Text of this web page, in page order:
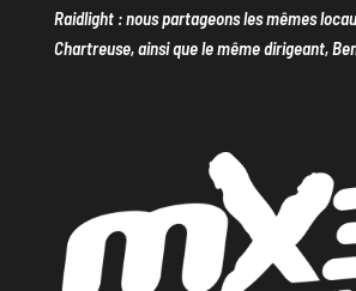
Raidlight : nous partageons les mêmes
Chartreuse, ainsi que le même dirigeant,